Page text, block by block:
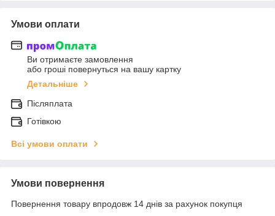
Умови оплати
Ви отримаєте замовлення
або гроші повернуться на вашу картку
Детальніше
Післяплата
Готівкою
Всі умови оплати
Умови повернення
Повернення товару впродовж 14 днів за рахунок покупця